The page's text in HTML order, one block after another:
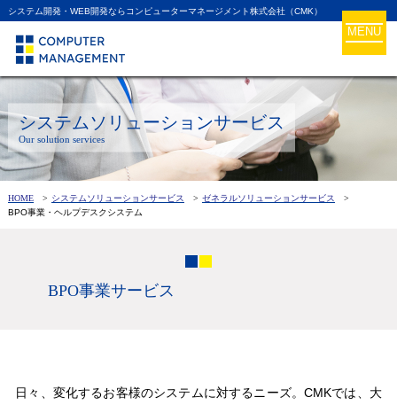
システム開発・WEB開発ならコンピューターマネージメント株式会社（CMK）
MENU
システムソリューションサービス
Our solution services
HOME システムソリューションサービス ゼネラルソリューションサービス
BPO事業・ヘルプデスクシステム
BPO事業サービス
日々、変化するお客様のシステムに対するニーズ。CMKでは、大